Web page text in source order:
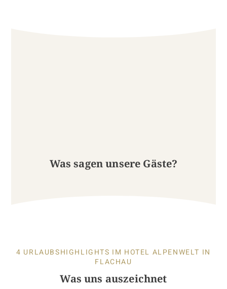
Was sagen unsere Gäste?
4 URLAUBSHIGHLIGHTS IM HOTEL ALPENWELT IN
FLACHAU
Was uns auszeichnet